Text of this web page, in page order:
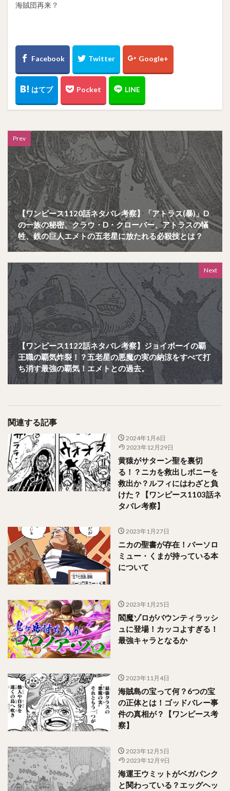
海賊団再来？
Prev
【ワンピース1120話ネタバレ考察】「アトラス(暴)」D
の一族の秘密、クラウ・D・クローバー、アトラスの犠
牲、鉄の巨人エメトの五老星に放たれる必殺技とは？
Next
【ワンピース1122話ネタバレ考察】ジョイボーイの覇
王職の覇気炸裂！？五老星の悪魔の実の納涼をすべて打
ち消す最強の覇気！エメトとの過去。
関連する記事
2024年1月6日
2023年12月29日
黄猿がサターン聖を裏切
る！？ニカを救出しボニーを
救出か？ルフィにはわざと負
けた？【ワンピース1103話ネ
タバレ考察】
2023年1月27日
ニカの聖書が存在！バーソロ
ミュー・くまが持っている本
について
2023年1月25日
閻魔ゾロがバウンティラッシ
ュに登場！カッコよすぎる！
最強キャラとなるか
2023年11月4日
海賊島の宝って何？6つの宝
の正体とは！ゴッドバレー事
件の真相が？【ワンピース考
察】
2023年12月5日
2023年12月9日
海運王ウミットがベガパンク
と関わっている？エッグヘッ